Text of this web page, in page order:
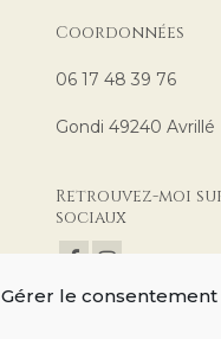
Gérer le consentement
Coordonnées
06 17 48 39 76
Gondi 49240 Avrillé
Retrouvez-moi
sociaux